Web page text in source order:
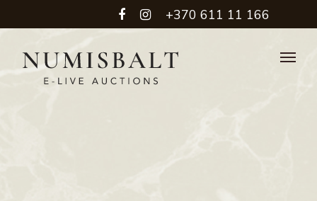
+370 611 11 166